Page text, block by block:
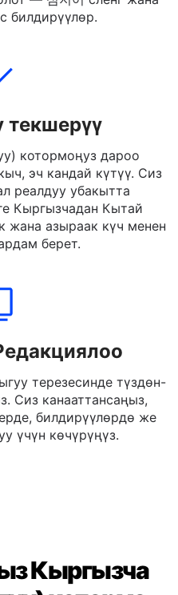
сүйлөмдөрдү, кыска
Кытай (Салттуу)
текшерүү
котормоңуз дароо
эч кандай күтүү. Сиз
реалдуу убакытта
Кыргызчадан Кытай
берет.
терезесинде түздөн-
Сиз канааттансаңыз,